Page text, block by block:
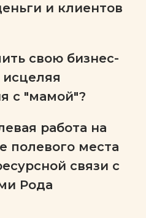
и клиентов
свою бизнес-
исцеляя
с "мамой"?
работа на
полевого места
связи с
Рода